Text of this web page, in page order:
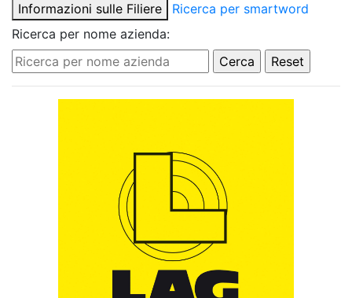
Informazioni sulle Filiere
Ricerca per smartword
Ricerca per nome azienda: